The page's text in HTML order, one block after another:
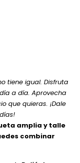
tiene igual. Disfruta
a día. Aprovecha
que quieras. ¡Dale
amplia y talle
combinar